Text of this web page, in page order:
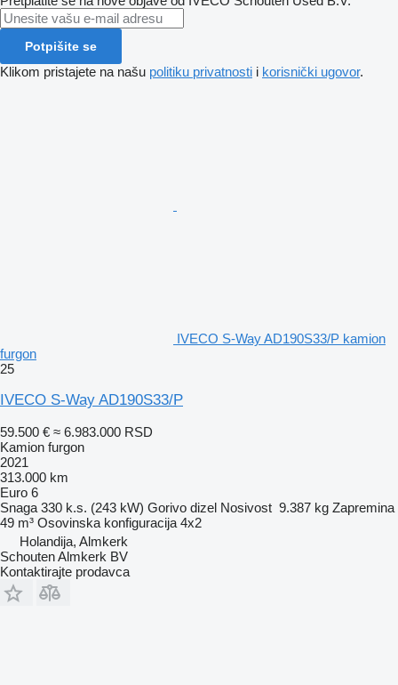
Potpišite se
Klikom pristajete na našu politiku privatnosti i korisnički ugovor.
IVECO S-Way AD190S33/P kamion
furgon
25
IVECO S-Way AD190S33/P
59.500 € ≈ 6.983.000 RSD
Kamion furgon
2021
313.000 km
Euro 6
Snaga 330 k.s. (243 kW) Gorivo dizel Nosivost 9.387 kg Zapremina
49 m³ Osovinska konfiguracija 4x2
Holandija, Almkerk
Schouten Almkerk BV
Kontaktirajte prodavca